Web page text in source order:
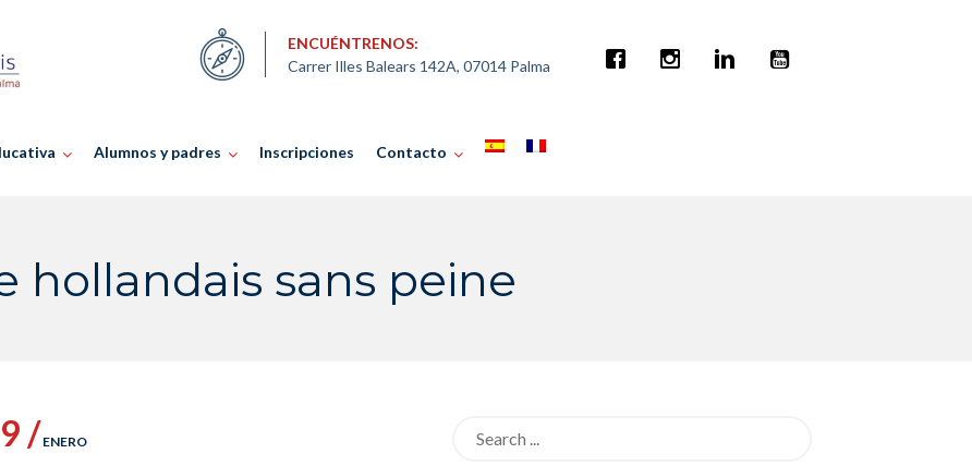
ENCUÉNTRENOS:
Carrer Illes Balears 142A, 07014 Palma
Alumnos y padres Inscripciones Contacto
hollandais sans peine
9 / ENERO